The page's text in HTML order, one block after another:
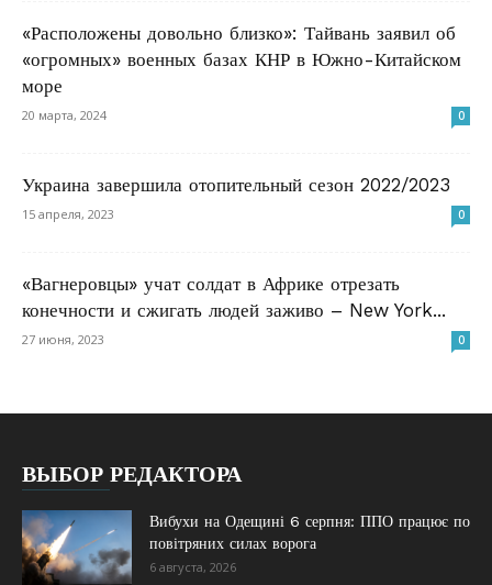
«Расположены довольно близко»: Тайвань заявил об
«огромных» военных базах КНР в Южно-Китайском
море
20 марта, 2024 0
Украина завершила отопительный сезон 2022/2023
15 апреля, 2023 0
«Вагнеровцы» учат солдат в Африке отрезать
конечности и сжигать людей заживо – New York...
27 июня, 2023 0
ВЫБОР РЕДАКТОРА
Вибухи на Одещині 6 серпня: ППО працює по
повітряних силах ворога
6 августа, 2026